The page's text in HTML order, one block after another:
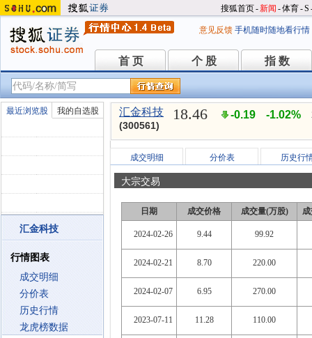
搜狐首页-新闻 -体育-S
意见反馈 手机随时随地看行情
首 页
首 页 个 股
个 股 指 数
指 数
最近浏览股 我的自选股
汇金科技
行情图表
成交明细
分价表
历史行情
龙虎榜数据
汇金科技
(300561)
18.46 -0.19 -1.02%
成交明细 分价表 历史行
大宗交易
日期 成交价格 成交量(万股)
2024-02-26 9.44 99.92
2024-02-21 8.70 220.00
2024-02-07 6.95 270.00
2023-07-11 11.28 110.00